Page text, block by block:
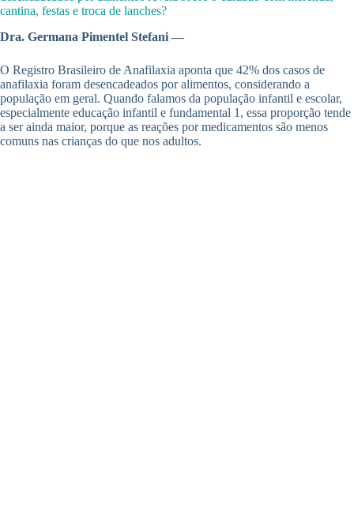
cantina, festas e troca de lanches?
Dra. Germana Pimentel Stefani —
O Registro Brasileiro de Anafilaxia aponta que 42% dos casos de
anafilaxia foram desencadeados por alimentos, considerando a
população em geral. Quando falamos da população infantil e escolar,
especialmente educação infantil e fundamental 1, essa proporção tende
a ser ainda maior, porque as reações por medicamentos são menos
comuns nas crianças do que nos adultos.